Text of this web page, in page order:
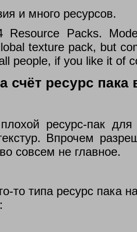
и много ресурсов.
Resource Packs.
texture pack, but
people, if you like it of
счёт ресурс
ресурс-пак
Впрочем
совсем не главное.
то типа ресурс пака